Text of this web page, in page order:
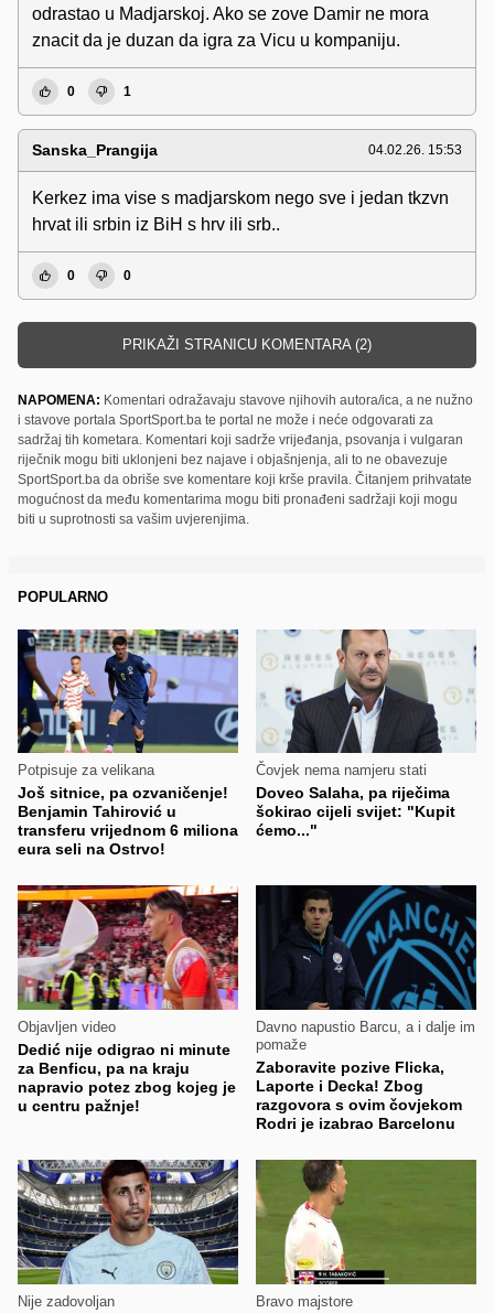
odrastao u Madjarskoj. Ako se zove Damir ne mora
znacit da je duzan da igra za Vicu u kompaniju.
0 1
Sanska_Prangija 04.02.26. 15:53
Kerkez ima vise s madjarskom nego sve i jedan tkzvn
hrvat ili srbin iz BiH s hrv ili srb..
0 0
PRIKAŽI STRANICU KOMENTARA (2)
NAPOMENA: Komentari odražavaju stavove njihovih autora/ica, a ne nužno
i stavove portala SportSport.ba te portal ne može i neće odgovarati za
sadržaj tih kometara. Komentari koji sadrže vrijeđanja, psovanja i vulgaran
riječnik mogu biti uklonjeni bez najave i objašnjenja, ali to ne obavezuje
SportSport.ba da obriše sve komentare koji krše pravila. Čitanjem prihvatate
mogućnost da među komentarima mogu biti pronađeni sadržaji koji mogu
biti u suprotnosti sa vašim uvjerenjima.
POPULARNO
Potpisuje za velikana
Još sitnice, pa ozvaničenje!
Benjamin Tahirović u
transferu vrijednom 6 miliona
eura seli na Ostrvo!
Čovjek nema namjeru stati
Doveo Salaha, pa riječima
šokirao cijeli svijet: "Kupit
ćemo..."
Objavljen video
Dedić nije odigrao ni minute
za Benficu, pa na kraju
napravio potez zbog kojeg je
u centru pažnje!
Davno napustio Barcu, a i dalje im
pomaže
Zaboravite pozive Flicka,
Laporte i Decka! Zbog
razgovora s ovim čovjekom
Rodri je izabrao Barcelonu
Nije zadovoljan Bravo majstore